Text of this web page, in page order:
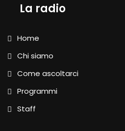
La radio
Home
Chi siamo
Come ascoltarci
Programmi
Staff